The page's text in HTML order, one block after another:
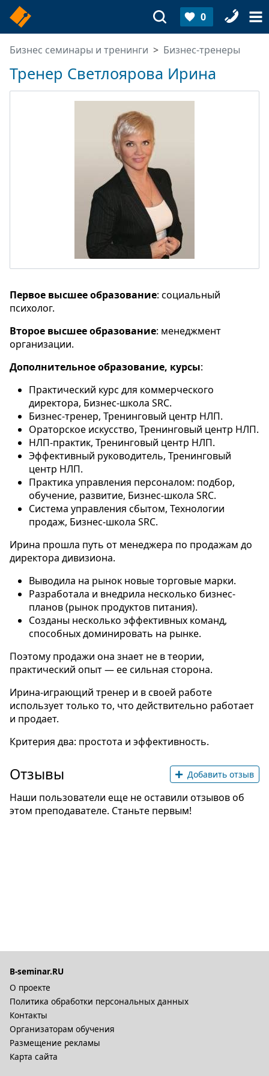
0
Бизнес семинары и тренинги Бизнес-тренеры
Тренер Светлоярова Ирина
Первое высшее образование: социальный
психолог.
Второе высшее образование: менеджмент
организации.
Дополнительное образование, курсы:
Практический курс для коммерческого
директора, Бизнес-школа SRC.
Бизнес-тренер, Тренинговый центр НЛП.
Ораторское искусство, Тренинговый центр НЛП.
НЛП-практик, Тренинговый центр НЛП.
Эффективный руководитель, Тренинговый
центр НЛП.
Практика управления персоналом: подбор,
обучение, развитие, Бизнес-школа SRC.
Система управления сбытом, Технологии
продаж, Бизнес-школа SRC.
Ирина прошла путь от менеджера по продажам до
директора дивизиона.
Выводила на рынок новые торговые марки.
Разработала и внедрила несколько бизнес-
планов (рынок продуктов питания).
Созданы несколько эффективных команд,
способных доминировать на рынке.
Поэтому продажи она знает не в теории,
практический опыт — ее сильная сторона.
Ирина-играющий тренер и в своей работе
использует только то, что действительно работает
и продает.
Критерия два: простота и эффективность.
Отзывы Добавить отзыв
Наши пользователи еще не оставили отзывов об
этом преподавателе. Станьте первым!
B-seminar.RU
О проекте
Политика обработки персональных данных
Контакты
Организаторам обучения
Размещение рекламы
Карта сайта